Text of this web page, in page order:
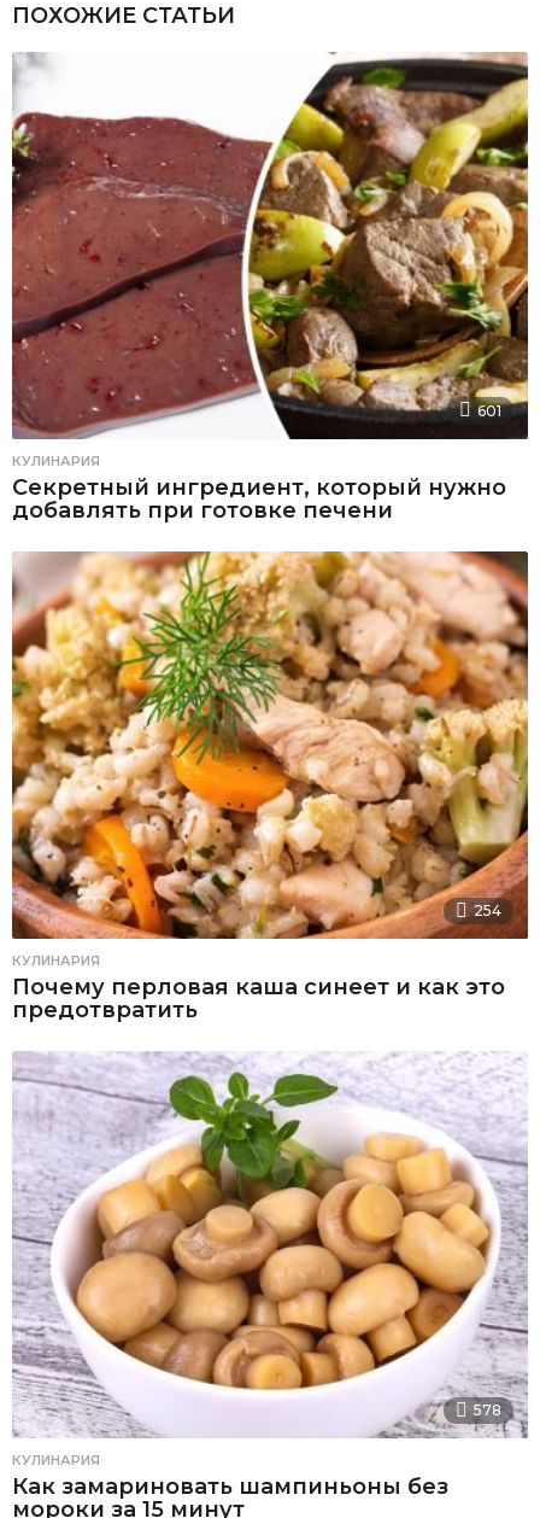
ПОХОЖИЕ СТАТЬИ
601
КУЛИНАРИЯ
Секретный ингредиент, который нужно
добавлять при готовке печени
254
КУЛИНАРИЯ
Почему перловая каша синеет и как это
предотвратить
578
КУЛИНАРИЯ
Как замариновать шампиньоны без
мороки за 15 минут